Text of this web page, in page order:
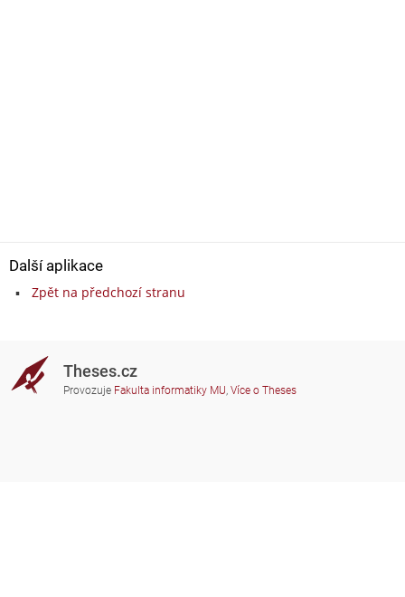
Další aplikace
Zpět na předchozí stranu
Theses.cz
Provozuje Fakulta informatiky MU, Více o Theses